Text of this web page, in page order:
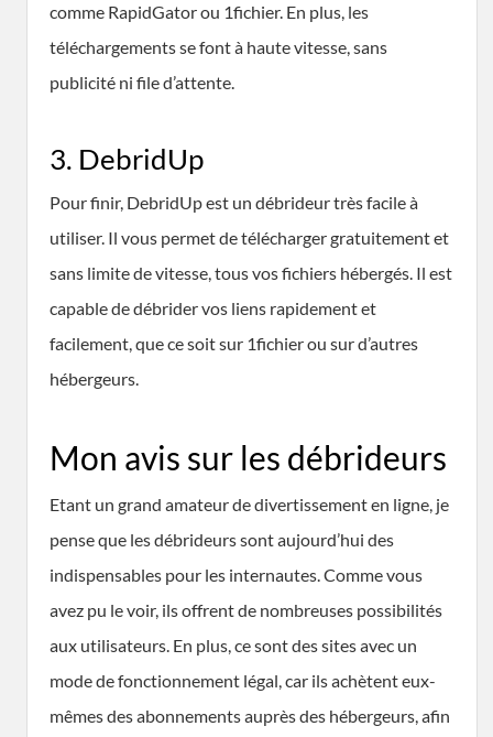
comme RapidGator ou 1fichier. En plus, les
téléchargements se font à haute vitesse, sans
publicité ni file d’attente.
3. DebridUp
Pour finir, DebridUp est un débrideur très facile à
utiliser. Il vous permet de télécharger gratuitement et
sans limite de vitesse, tous vos fichiers hébergés. Il est
capable de débrider vos liens rapidement et
facilement, que ce soit sur 1fichier ou sur d’autres
hébergeurs.
Mon avis sur les débrideurs
Etant un grand amateur de divertissement en ligne, je
pense que les débrideurs sont aujourd’hui des
indispensables pour les internautes. Comme vous
avez pu le voir, ils offrent de nombreuses possibilités
aux utilisateurs. En plus, ce sont des sites avec un
mode de fonctionnement légal, car ils achètent eux-
mêmes des abonnements auprès des hébergeurs, afin